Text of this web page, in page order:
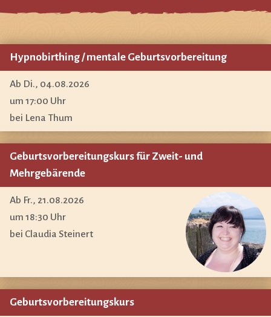
Hypnobirthing / mentale Geburtsvorbereitung
Ab Di., 04.08.2026
um 17:00 Uhr
bei Lena Thum
Geburtsvorbereitungskurs für Zweit- und
Mehrgebärende
Ab Fr., 21.08.2026
um 18:30 Uhr
bei Claudia Steinert
Geburtsvorbereitungskurs